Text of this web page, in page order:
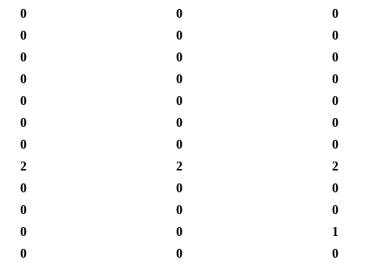
0 0 0
0 0 0
0 0 0
0 0 0
0 0 0
0 0 0
0 0 0
2 2 2
0 0 0
0 0 0
0 0 1
0 0 0